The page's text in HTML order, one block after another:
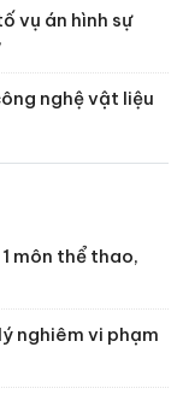
vụ án hình sự
nghệ vật liệu
môn thể thao,
nghiêm vi phạm